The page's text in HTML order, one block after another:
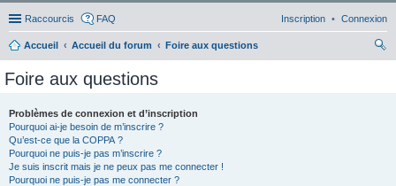
Raccourcis FAQ Connexion
Inscription
Accueil Accueil du forum
Foire aux questions
Foire aux questions
Problèmes de connexion et d’inscription
Pourquoi ai-je besoin de m’inscrire ?
Qu’est-ce que la COPPA ?
Pourquoi ne puis-je pas m’inscrire ?
Je suis inscrit mais je ne peux pas me connecter !
Pourquoi ne puis-je pas me connecter ?